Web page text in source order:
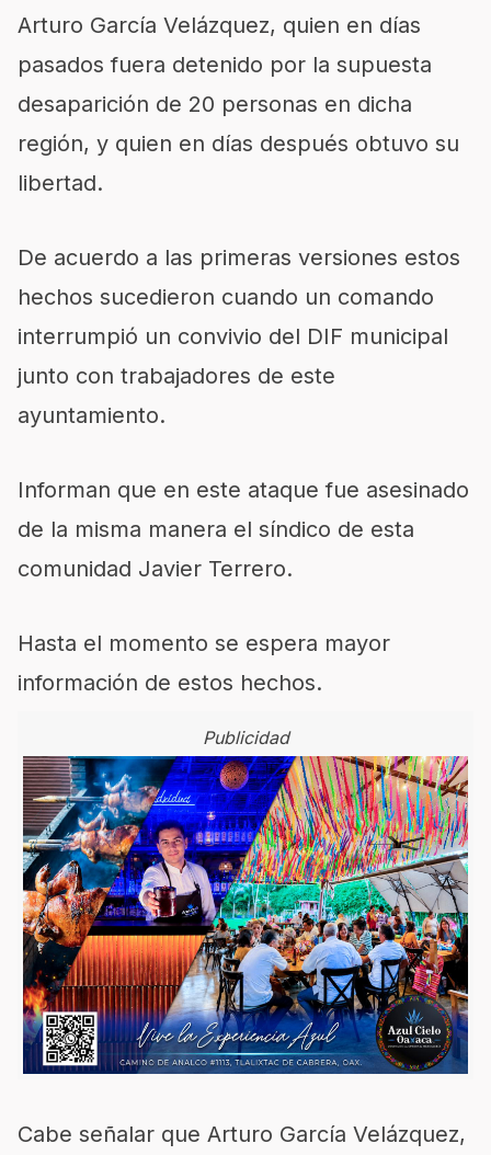
Arturo García Velázquez, quien en días
pasados fuera detenido por la supuesta
desaparición de 20 personas en dicha
región, y quien en días después obtuvo su
libertad.
De acuerdo a las primeras versiones estos
hechos sucedieron cuando un comando
interrumpió un convivio del DIF municipal
junto con trabajadores de este
ayuntamiento.
Informan que en este ataque fue asesinado
de la misma manera el síndico de esta
comunidad Javier Terrero.
Hasta el momento se espera mayor
información de estos hechos.
Publicidad
Cabe señalar que Arturo García Velázquez,